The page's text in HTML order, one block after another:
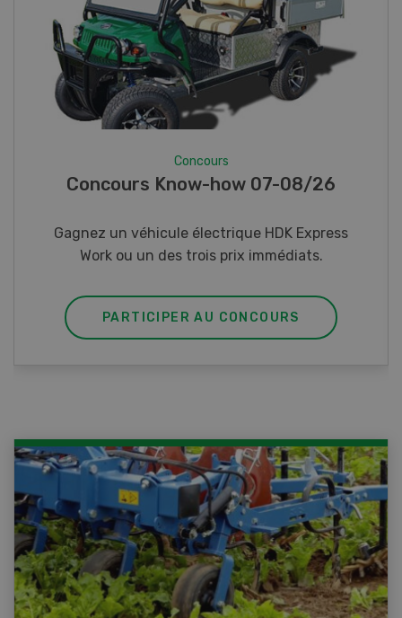
Photo mystère 07-08/26
Gagnez l’un des cinq couteaux de poche LANDI
PARTICIPER AU CONCOURS